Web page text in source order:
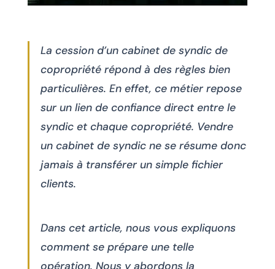
La cession d’un cabinet de syndic de
copropriété répond à des règles bien
particulières. En effet, ce métier repose
sur un lien de confiance direct entre le
syndic et chaque copropriété. Vendre
un cabinet de syndic ne se résume donc
jamais à transférer un simple fichier
clients.
Dans cet article, nous vous expliquons
comment se prépare une telle
opération. Nous y abordons la